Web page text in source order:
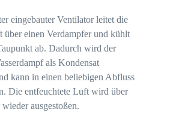
eingebauter Ventilator leitet die
über einen Verdampfer und kühlt
ab. Dadurch wird der
als Kondensat
kann in einen beliebigen Abfluss
Die entfeuchtete Luft wird über
ausgestoßen.